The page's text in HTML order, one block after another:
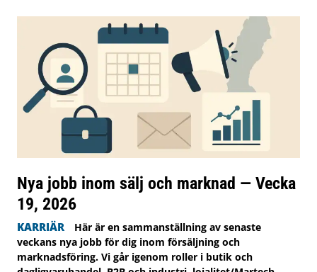
Nya jobb inom sälj och marknad — Vecka
19, 2026
KARRIÄR
Här är en sammanställning av senaste
veckans nya jobb för dig inom försäljning och
marknadsföring. Vi går igenom roller i butik och